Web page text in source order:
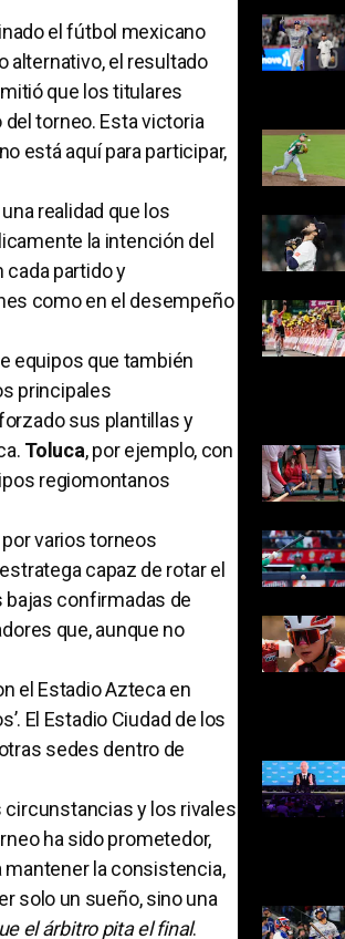
el fútbol mexicano
alternativo, el resultado
que los titulares
torneo. Esta victoria
está aquí para participar,
realidad que los
la intención del
cada partido y
como en el desempeño
equipos que también
principales
sus plantillas y
Toluca, por ejemplo, con
regiomontanos
varios torneos
capaz de rotar el
bajas confirmadas de
que, aunque no
el Estadio Azteca en
El Estadio Ciudad de los
sedes dentro de
circunstancias y los rivales
ha sido prometedor,
mantener la consistencia,
solo un sueño, sino una
el árbitro pita el final.